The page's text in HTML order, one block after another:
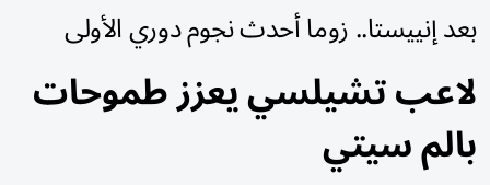
بعد إنييستا.. زوما أحدث نجوم دوري الأولى
لاعب تشيلسي يعزز طموحات
بالم سيتي